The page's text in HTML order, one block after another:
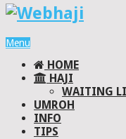
Menu
HOME
HAJI
WAITING
UMROH
INFO
TIPS